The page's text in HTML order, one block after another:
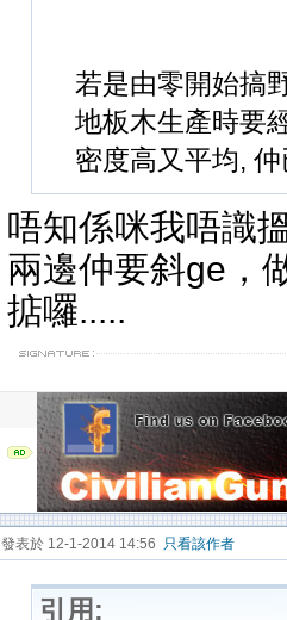
若是由零開始搞
地板木生產時要
密度高又平均,
唔知係咪我唔識
兩邊仲要斜ge，
掂囉.....
發表於 12-1-2014 14:56 只看該作者
引用: